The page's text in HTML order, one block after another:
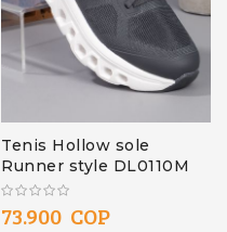
Tenis Hollow sole
Runner style DL0110M
73.900 COP